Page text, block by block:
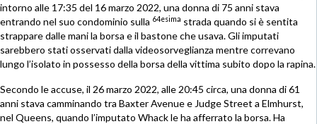
intorno alle 17:35 del 16 marzo 2022, una donna di 75 anni stava
entrando nel suo condominio sulla 64esima strada quando si è sentita
strappare dalle mani la borsa e il bastone che usava. Gli imputati
sarebbero stati osservati dalla videosorveglianza mentre correvano
lungo l’isolato in possesso della borsa della vittima subito dopo la rapina.
Secondo le accuse, il 26 marzo 2022, alle 20:45 circa, una donna di 61
anni stava camminando tra Baxter Avenue e Judge Street a Elmhurst,
nel Queens, quando l’imputato Whack le ha afferrato la borsa. Ha